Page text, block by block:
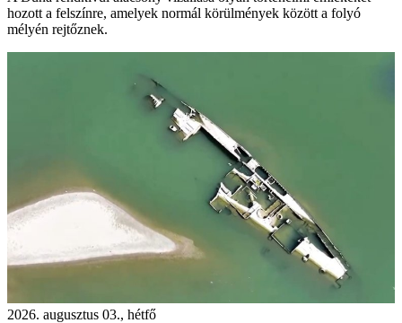
hozott a felszínre, amelyek normál körülmények között a folyó
mélyén rejtőznek.
2026. augusztus 03., hétfő